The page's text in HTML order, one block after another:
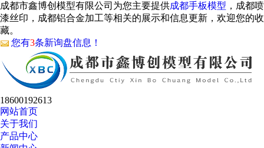
成都市鑫博创模型有限公司为您主要提供成都手板模型 ，成都喷
漆丝印，成都铝合金加工等相关的展示和信息更新，欢迎您的收
藏。
您有3条新询盘信息！
18600192613
网站首页
关于我们
产品中心